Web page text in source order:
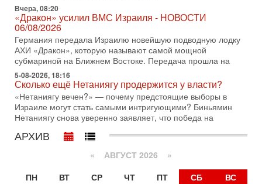
30-07-2026, 17:59
Иран доведет Трампа до крайних мер? Разбор и
оценка от военного обозревателя Давида Шарпа
Ситуация вокруг противостояния Ирана и США накаляется
с каждым днем. Почему Трамп в самый последний момент
отменил решение о нанесении тяжелых ударов
30-07-2026, 16:54
Покупатель авиакомпании «Аркия» намерен
запретить полеты по субботам!
Вокруг возможной продажи авиакомпании «Аркия»
разгорается громкий конфликт.
30-07-2026, 08:16
Трамп готовит удар по Ирану - НОВОСТИ 30/07/2026
Президент США Дональд Трамп сегодня рассматривает
возможность масштабной военной операции против Ирана
после ракетной атаки на американскую базу в
Вчера, 08:20
«Дракон» усилил ВМС Израиля - НОВОСТИ
06/08/2026
Германия передала Израилю новейшую подводную лодку
АХИ «Дракон», которую называют самой мощной
субмариной на Ближнем Востоке. Передача прошла на
5-08-2026, 18:16
Сколько ещё Нетаниягу продержится у власти?
«Нетаниягу вечен?» — почему предстоящие выборы в
Израиле могут стать самыми интригующими? Биньямин
Нетаниягу снова уверенно заявляет, что победа на
АРХИВ
« АВГУСТ 2026 »
ПН
ВТ СР ЧТ ПТ СБ
ВС